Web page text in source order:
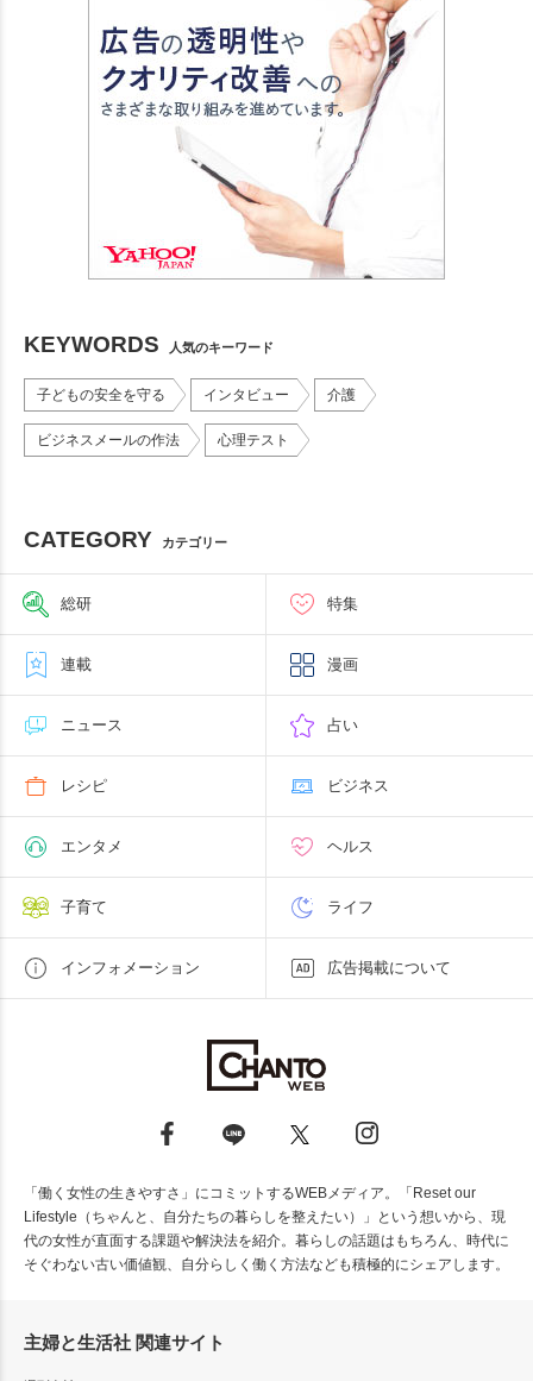
KEYWORDS 人気のキーワード
子どもの安全を守る インタビュー 介護
ビジネスメールの作法 心理テスト
CATEGORY カテゴリー
総研 特集
連載 漫画
ニュース 占い
レシピ ビジネス
エンタメ ヘルス
子育て ライフ
インフォメーション 広告掲載について
「働く女性の生きやすさ」にコミットするWEBメディア。「Reset our
Lifestyle（ちゃんと、自分たちの暮らしを整えたい）」という想いから、現
代の女性が直面する課題や解決法を紹介。暮らしの話題はもちろん、時代に
そぐわない古い価値観、自分らしく働く方法なども積極的にシェアします。
主婦と生活社 関連サイト